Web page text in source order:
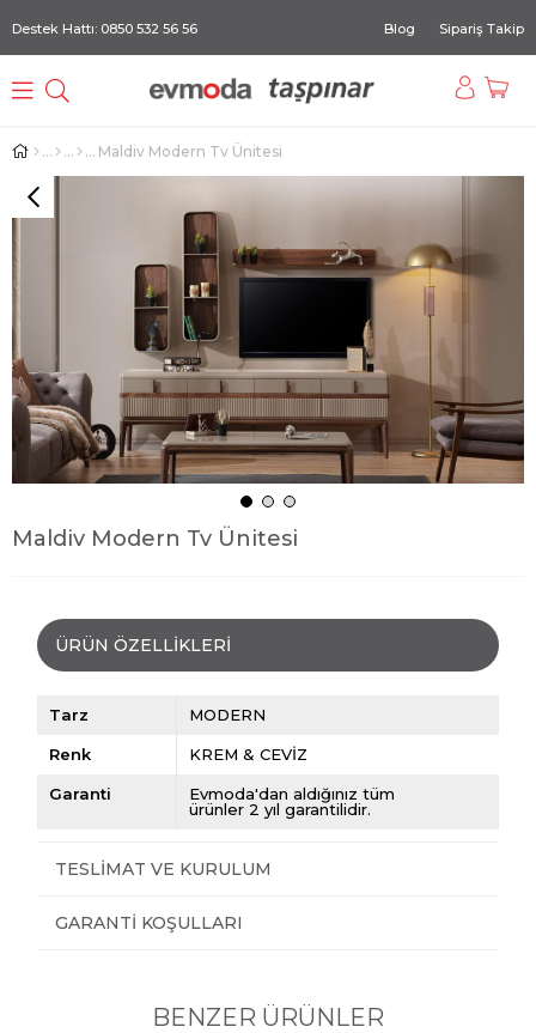
Destek Hattı: 0850 532 56 56 Blog Sipariş Takip
Maldiv Modern Tv Ünitesi
Maldiv Modern Tv Ünitesi
ÜRÜN ÖZELLIKLERI
Tarz MODERN
Renk KREM & CEVİZ
Garanti
Evmoda'dan aldığınız tüm
ürünler 2 yıl garantilidir.
TESLIMAT VE KURULUM
GARANTI KOŞULLARI
BENZER ÜRÜNLER